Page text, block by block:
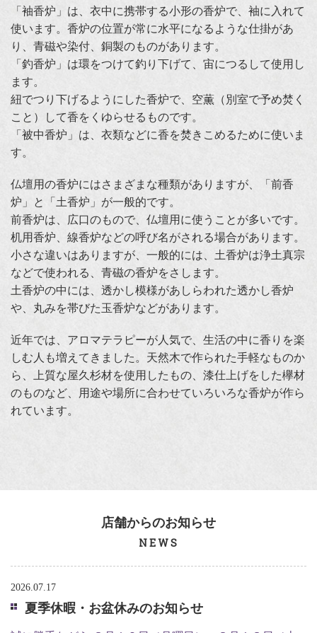
「袖香炉」は、衣中に携帯する小形の香炉で、袖に入れて
使います。香炉の位置が常に水平になるような仕掛があ
り、青磁や染付、銅製のものがあります。
「釣香炉」は環をつけて釣り下げて、宙につるして使用し
ます。
紐でつり下げるようにした香炉で、空薫（別室で予め焚く
こと）して香をくゆらせるものです。
「被中香炉」は、衣類などに香を焚きこめるために使いま
す。
仏壇用の香炉にはさまざまな種類がありますが、「前香
炉」と「土香炉」が一般的です。
前香炉は、広口のもので、仏壇用に使うことが多いです。
机用香炉、線香炉などの呼び名がされる場合があります。
小さな違いはありますが、一般的には、土香炉は浄土真宗
などで使われる、青磁の香炉をさします。
土香炉の中には、透かし模様があしらわれた透かし香炉
や、丸みを帯びた玉香炉などがあります。
近年では、アロマテラピーが人気で、生活の中に香りを楽
しむ人も増えてきました。天然木で作られた手軽なものか
ら、上質な屋久杉材を使用したもの、漆仕上げをした欅材
のものなど、用途や場所に合わせていろいろな香炉が作ら
れています。
店舗からのお知らせ
NEWS
2026.07.17
夏季休暇・お盆休みのお知らせ